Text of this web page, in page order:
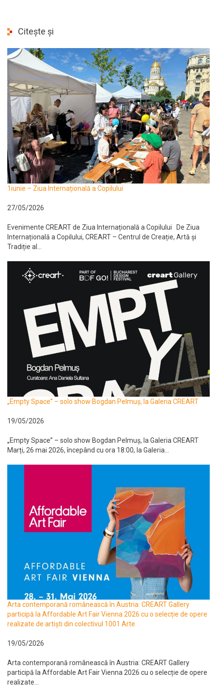
Citește și
1iunie – Ziua Internațională a Copilului
27/05/2026
Evenimente CREART de Ziua Internațională a Copilului De Ziua
Internațională a Copilului, CREART – Centrul de Creație, Artă și
Tradiție al...
„Empty Space” – solo show Bogdan Pelmuș, la Galeria CREART
19/05/2026
„Empty Space” – solo show Bogdan Pelmuș, la Galeria CREART
Marți, 26 mai 2026, începând cu ora 18:00, la Galeria...
Arta contemporană românească în Austria: CREART Gallery
participă la Affordable Art Fair Vienna 2026 cu o selecție de opere
realizate de artiști din colectivul 1001 Arte
19/05/2026
Arta contemporană românească în Austria: CREART Gallery
participă la Affordable Art Fair Vienna 2026 cu o selecție de opere
realizate...